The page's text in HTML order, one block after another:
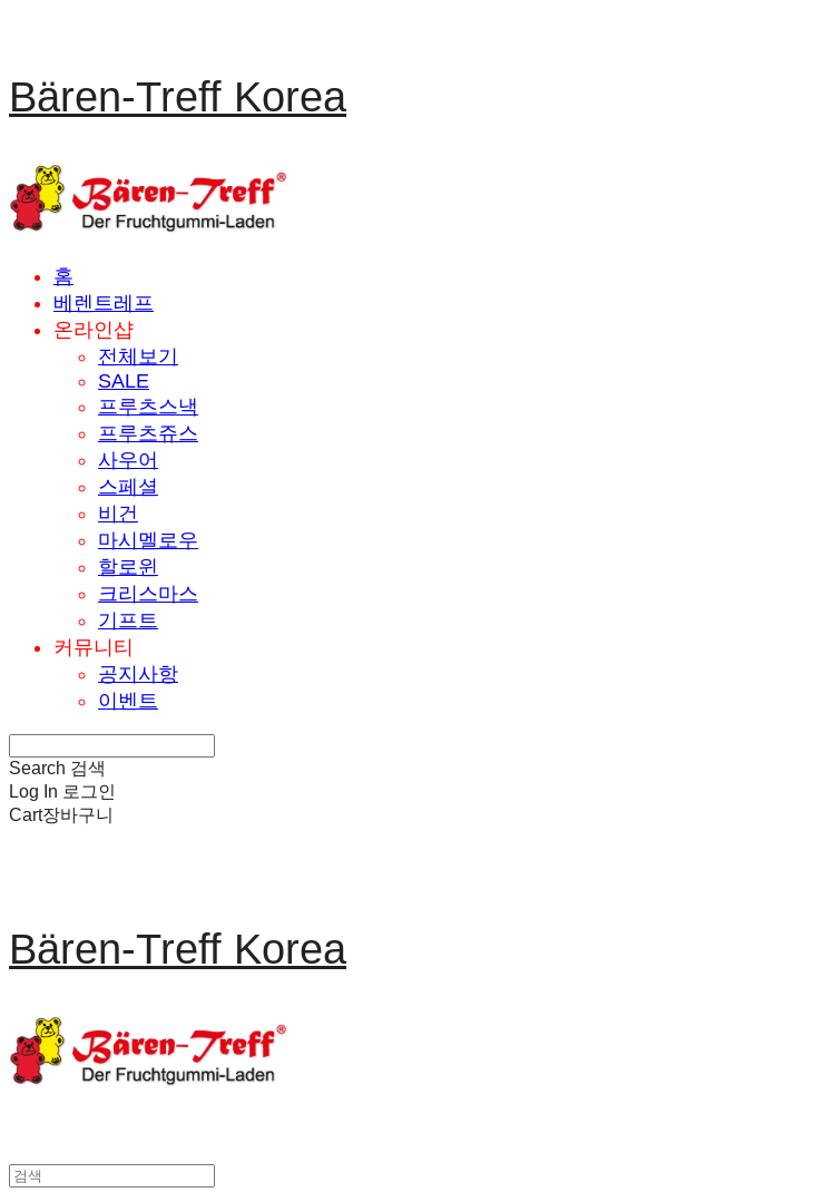
Bären-Treff Korea
홈
베렌트레프
온라인샵
전체보기
SALE
프루츠스낵
프루츠쥬스
사우어
스페셜
비건
마시멜로우
할로윈
크리스마스
기프트
커뮤니티
공지사항
이벤트
Search 검색
Log In 로그인
Cart장바구니
Bären-Treff Korea